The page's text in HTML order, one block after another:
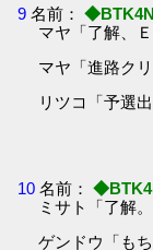
9 名前：
マヤ「了解、
マヤ「進路ク
リツコ「予選
10 名前：
ミサト「了解
ゲンドウ「も